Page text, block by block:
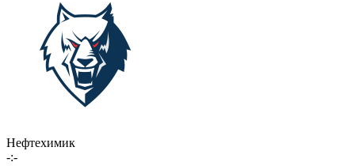
Нефтехимик
-:-